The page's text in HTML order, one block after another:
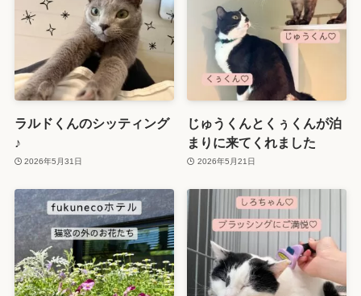
ラルドくんのシッティング
♪
2026年5月31日
じゅうくんとくぅくんが泊
まりに来てくれました
2026年5月21日